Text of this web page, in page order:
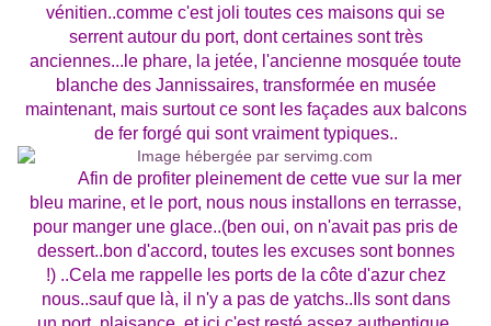
vénitien..comme c'est joli toutes ces maisons qui se
serrent autour du port, dont certaines sont très
anciennes...le phare, la jetée, l'ancienne mosquée toute
blanche des Jannissaires, transformée en musée
maintenant, mais surtout ce sont les façades aux balcons
de fer forgé qui sont vraiment typiques..
Afin de profiter pleinement de cette vue sur la mer
bleu marine, et le port, nous nous installons en terrasse,
pour manger une glace..(ben oui, on n'avait pas pris de
dessert..bon d'accord, toutes les excuses sont bonnes
!) ..Cela me rappelle les ports de la côte d'azur chez
nous..sauf que là, il n'y a pas de yatchs..Ils sont dans